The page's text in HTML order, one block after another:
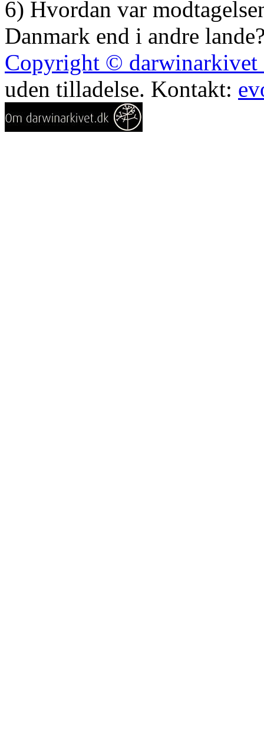
6) Hvordan var
Danmark end i andre
Copyright © darwinarkivet
uden tilladelse. Kontakt: